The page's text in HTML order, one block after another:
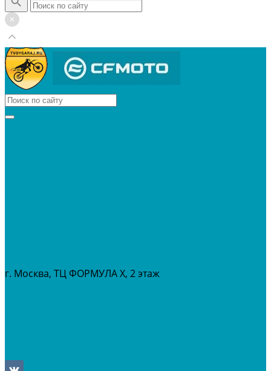
г. Москва, ТЦ ФОРМУЛА Х, 2 этаж